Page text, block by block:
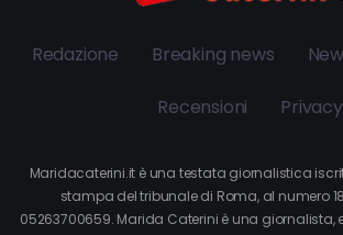
Redazione Breaking news
Recensioni Privacy
Maridacaterini.it è una testata giornalistica
stampa del tribunale di Roma, al numero
05263700659. Marida Caterini è una giornalista,